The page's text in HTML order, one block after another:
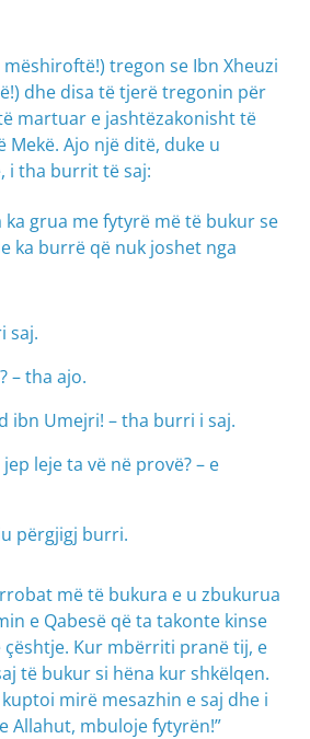
tregon se Ibn Xheuzi
dhe disa të tjerë tregonin për
martuar e jashtëzakonisht të
Ajo një ditë, duke u
i tha burrit të saj:
ka grua me fytyrë më të bukur se
ka burrë që nuk joshet nga
saj.
– tha ajo.
ibn Umejri! – tha burri i saj.
leje ta vë në provë? – e
përgjigj burri.
më të bukura e u zbukurua
e Qabesë që ta takonte kinse
çështje. Kur mbërriti pranë tij, e
të bukur si hëna kur shkëlqen.
mirë mesazhin e saj dhe i
Allahut, mbuloje fytyrën!”